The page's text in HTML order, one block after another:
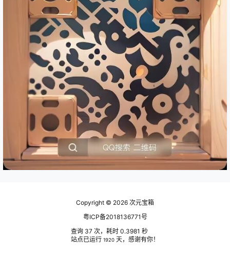
Copyright © 2026 次元宝箱
粤ICP备2018136771号
查询 37 次，耗时 0.3981 秒
站点已运行 1920 天，感谢有你！